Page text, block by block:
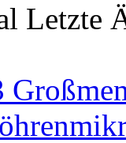
Letzte